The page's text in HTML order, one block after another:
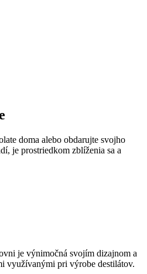
doma alebo obdarujte svojho
je prostriedkom zblíženia sa a
je výnimočná svojím dizajnom a
využívanými pri výrobe destilátov.